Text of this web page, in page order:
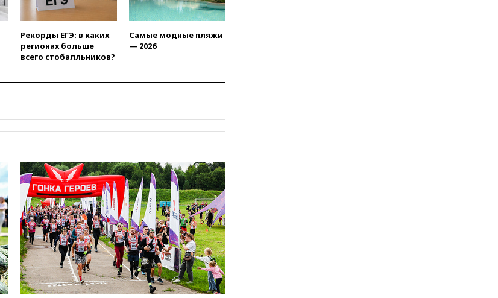
вчера, 18:50 Euractiv: восток
Финляндии приходит в упадок
без российских туристов
вчера, 18:35
вчера, 18:15Четыре человека
вчера, 18:00Совет мира
выбрал подрядчика для
строительства военной базы в
Газе
вчера, 17:50Миронов призвал
снять «Яблоко» с выборов в
Госдуму
вчера, 17:45Правительство
получит «золотую акцию» в
управлении аэропортом
Рекорды ЕГЭ: в каких
регионах больше
всего стобалльников?
Самые модные пляжи
— 2026